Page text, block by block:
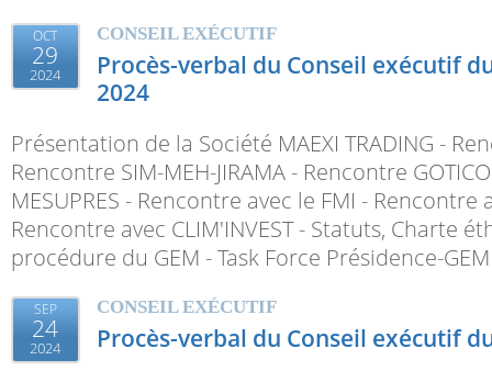
OCT
29
2024
CONSEIL EXÉCUTIF
Procès-verbal du Conseil exécutif
2024
Présentation de la Société MAEXI TRADING -
Rencontre SIM-MEH-JIRAMA - Rencontre
MESUPRES - Rencontre avec le FMI - Rencontre
Rencontre avec CLIM'INVEST - Statuts, Charte
procédure du GEM - Task Force Présidence-
SEP
24
2024
CONSEIL EXÉCUTIF
Procès-verbal du Conseil exécutif